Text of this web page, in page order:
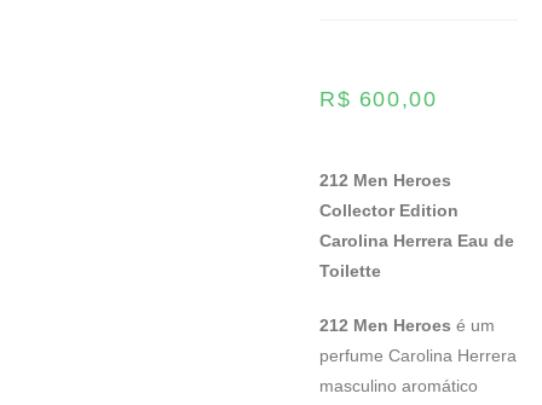
R$ 600,00
212 Men Heroes
Collector Edition
Carolina Herrera Eau de
Toilette
212 Men Heroes é um
perfume Carolina Herrera
masculino aromático